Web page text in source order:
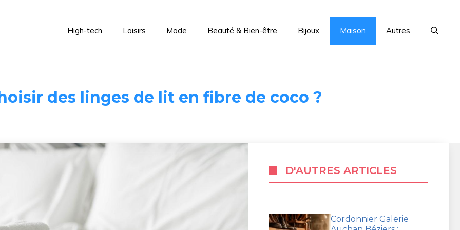
High-tech Loisirs Mode Beauté & Bien-être Bijoux Maison Autres
des linges de lit en fibre de coco ?
D'AUTRES ARTICLES
Cordonnier Galerie